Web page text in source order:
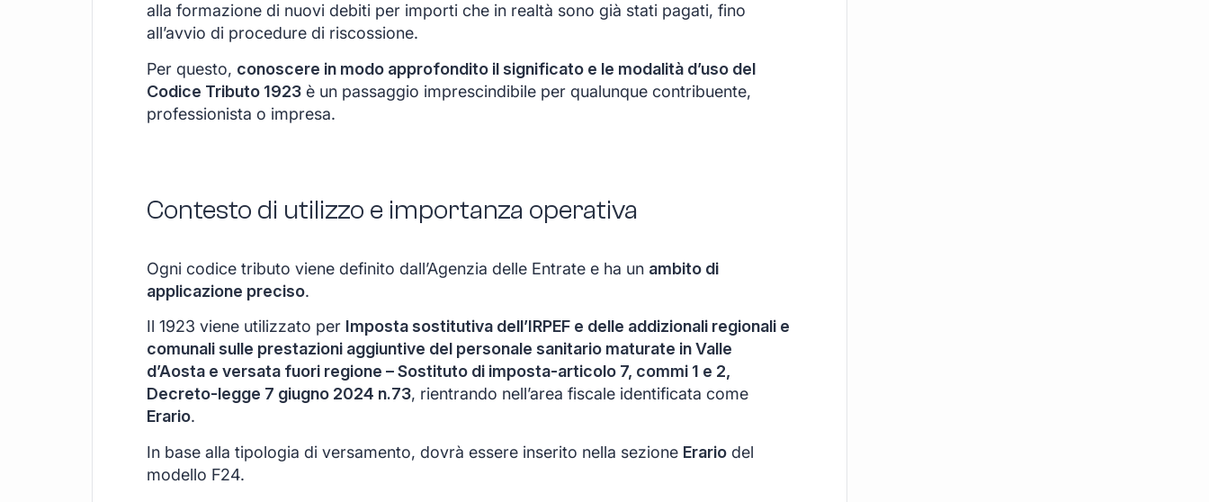
alla formazione di nuovi debiti per importi che in realtà sono già stati pagati, fino
all’avvio di procedure di riscossione.
Per questo, conoscere in modo approfondito il significato e le modalità d’uso del
Codice Tributo 1923 è un passaggio imprescindibile per qualunque contribuente,
professionista o impresa.
Contesto di utilizzo e importanza operativa
Ogni codice tributo viene definito dall’Agenzia delle Entrate e ha un ambito di
applicazione preciso.
Il 1923 viene utilizzato per Imposta sostitutiva dell’IRPEF e delle addizionali regionali e
comunali sulle prestazioni aggiuntive del personale sanitario maturate in Valle
d’Aosta e versata fuori regione – Sostituto di imposta-articolo 7, commi 1 e 2,
Decreto-legge 7 giugno 2024 n.73, rientrando nell’area fiscale identificata come
Erario.
In base alla tipologia di versamento, dovrà essere inserito nella sezione Erario del
modello F24.